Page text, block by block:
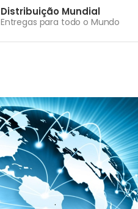
ADICIONAR
ADICIONAR
ADICIONAR
ADICIONAR
Distribuição Mundial
Entregas para todo o Mundo